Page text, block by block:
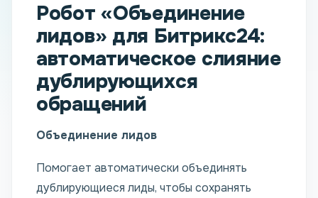
Робот «Объединение
лидов» для Битрикс24:
автоматическое слияние
дублирующихся
обращений
Объединение лидов
Помогает автоматически объединять
дублирующиеся лиды, чтобы сохранять